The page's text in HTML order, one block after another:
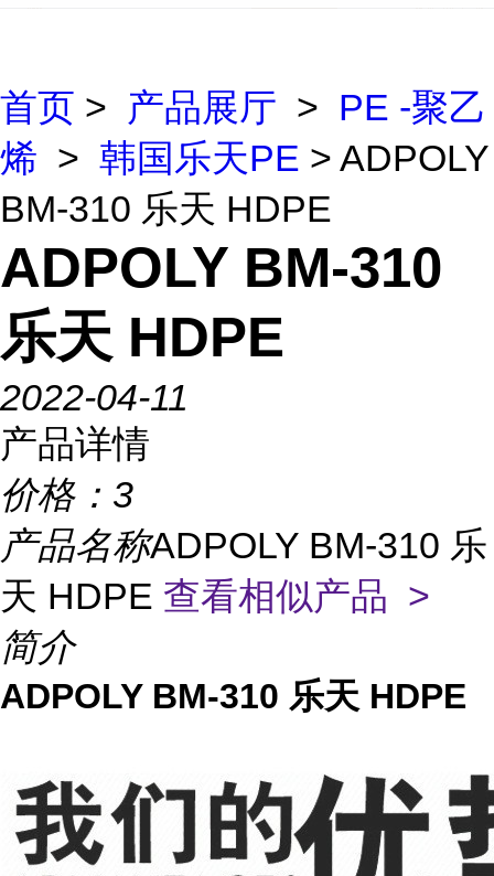
首页 > 产品展厅 > PE -聚乙
烯 > 韩国乐天PE > ADPOLY
BM-310 乐天 HDPE
ADPOLY BM-310
乐天 HDPE
2022-04-11
产品详情
价格： 3
产品名称ADPOLY BM-310 乐
天 HDPE 查看相似产品 >
简介
ADPOLY BM-310 乐天 HDPE